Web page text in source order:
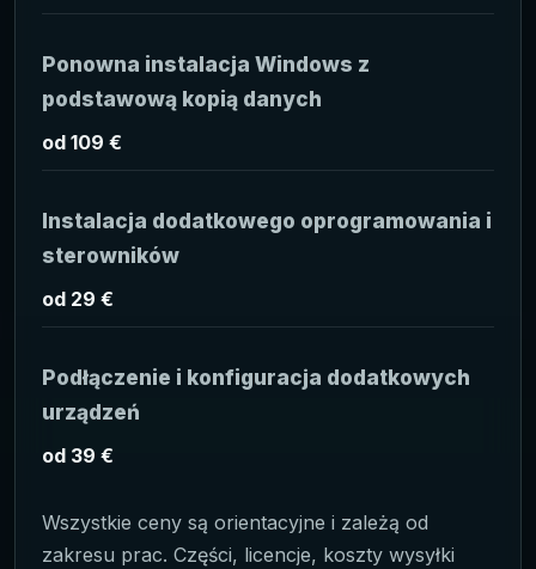
Ponowna instalacja Windows z
podstawową kopią danych
od 109 €
Instalacja dodatkowego oprogramowania i
sterowników
od 29 €
Podłączenie i konfiguracja dodatkowych
urządzeń
od 39 €
Wszystkie ceny są orientacyjne i zależą od
zakresu prac. Części, licencje, koszty wysyłki